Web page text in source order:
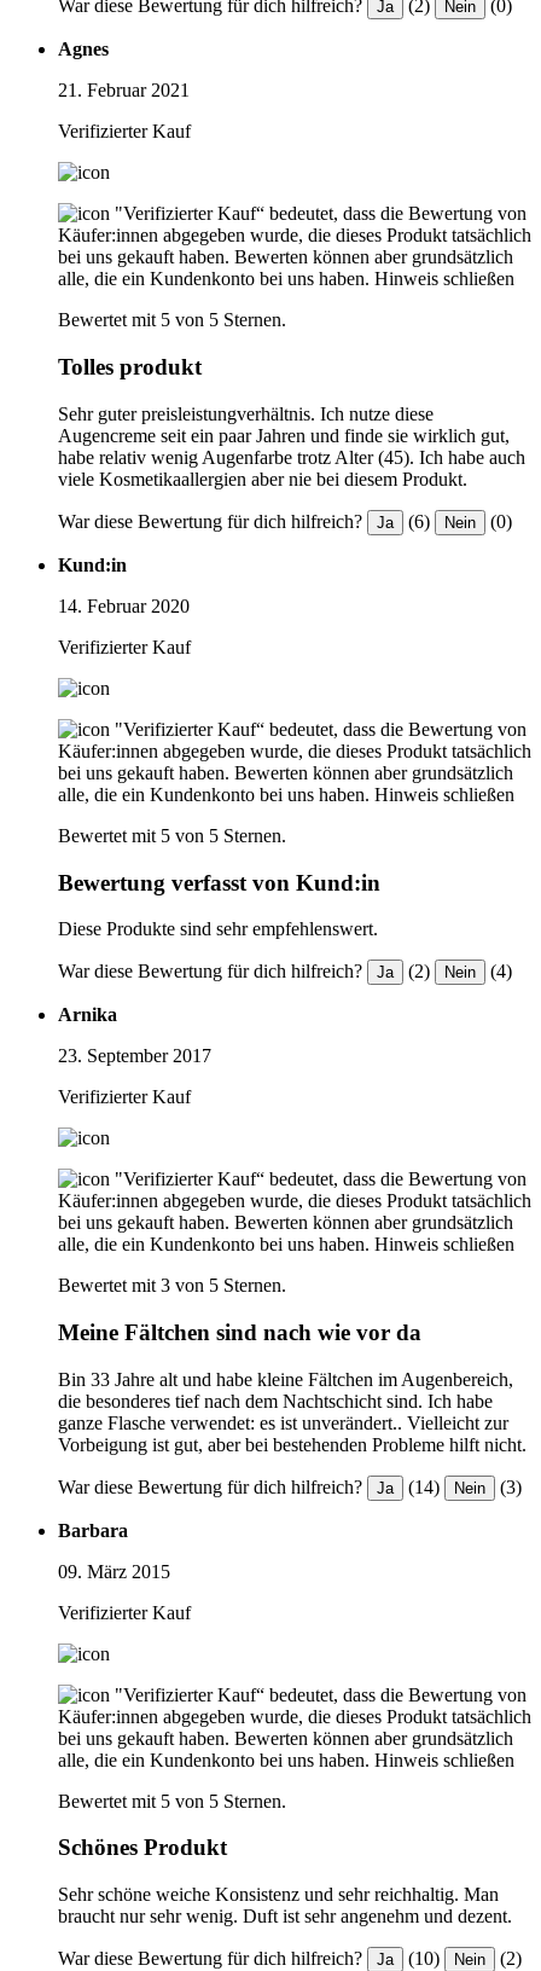
War diese Bewertung für dich hilfreich? Ja (2) Nein (0)
Agnes
21. Februar 2021
Verifizierter Kauf
"Verifizierter Kauf“ bedeutet, dass die Bewertung von
Käufer:innen abgegeben wurde, die dieses Produkt tatsächlich
bei uns gekauft haben. Bewerten können aber grundsätzlich
alle, die ein Kundenkonto bei uns haben. Hinweis schließen
Bewertet mit 5 von 5 Sternen.
Tolles produkt
Sehr guter preisleistungverhältnis. Ich nutze diese
Augencreme seit ein paar Jahren und finde sie wirklich gut,
habe relativ wenig Augenfarbe trotz Alter (45). Ich habe auch
viele Kosmetikaallergien aber nie bei diesem Produkt.
War diese Bewertung für dich hilfreich? Ja (6) Nein (0)
Kund:in
14. Februar 2020
Verifizierter Kauf
"Verifizierter Kauf“ bedeutet, dass die Bewertung von
Käufer:innen abgegeben wurde, die dieses Produkt tatsächlich
bei uns gekauft haben. Bewerten können aber grundsätzlich
alle, die ein Kundenkonto bei uns haben. Hinweis schließen
Bewertet mit 5 von 5 Sternen.
Bewertung verfasst von Kund:in
Diese Produkte sind sehr empfehlenswert.
War diese Bewertung für dich hilfreich? Ja (2) Nein (4)
Arnika
23. September 2017
Verifizierter Kauf
"Verifizierter Kauf“ bedeutet, dass die Bewertung von
Käufer:innen abgegeben wurde, die dieses Produkt tatsächlich
bei uns gekauft haben. Bewerten können aber grundsätzlich
alle, die ein Kundenkonto bei uns haben. Hinweis schließen
Bewertet mit 3 von 5 Sternen.
Meine Fältchen sind nach wie vor da
Bin 33 Jahre alt und habe kleine Fältchen im Augenbereich,
die besonderes tief nach dem Nachtschicht sind. Ich habe
ganze Flasche verwendet: es ist unverändert.. Vielleicht zur
Vorbeigung ist gut, aber bei bestehenden Probleme hilft nicht.
War diese Bewertung für dich hilfreich? Ja (14) Nein (3)
Barbara
09. März 2015
Verifizierter Kauf
"Verifizierter Kauf“ bedeutet, dass die Bewertung von
Käufer:innen abgegeben wurde, die dieses Produkt tatsächlich
bei uns gekauft haben. Bewerten können aber grundsätzlich
alle, die ein Kundenkonto bei uns haben. Hinweis schließen
Bewertet mit 5 von 5 Sternen.
Schönes Produkt
Sehr schöne weiche Konsistenz und sehr reichhaltig. Man
braucht nur sehr wenig. Duft ist sehr angenehm und dezent.
War diese Bewertung für dich hilfreich? Ja (10) Nein (2)